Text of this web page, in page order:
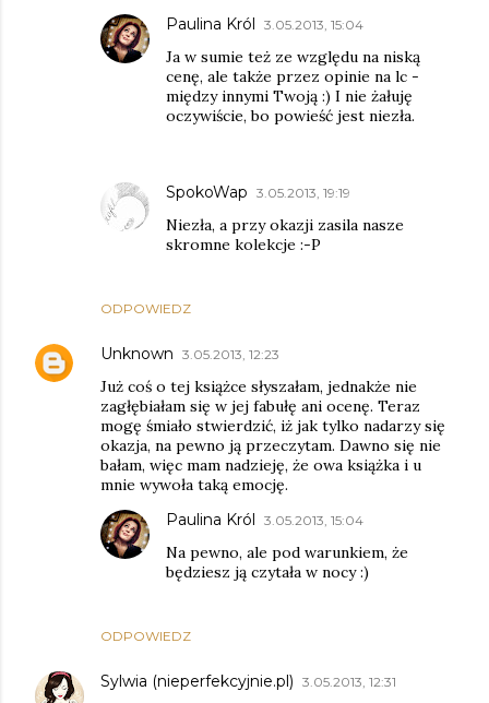
ODPOWIEDZ
Paulina Król 3.05.2013, 15:04
Ja w sumie też ze względu na niską
cenę, ale także przez opinie na lc -
między innymi Twoją :) I nie żałuję
oczywiście, bo powieść jest niezła.
SpokoWap 3.05.2013, 19:19
Niezła, a przy okazji zasila nasze
skromne kolekcje :-P
Unknown 3.05.2013, 12:23
Już coś o tej książce słyszałam, jednakże nie
zagłębiałam się w jej fabułę ani ocenę. Teraz
mogę śmiało stwierdzić, iż jak tylko nadarzy się
okazja, na pewno ją przeczytam. Dawno się nie
bałam, więc mam nadzieję, że owa książka i u
mnie wywoła taką emocję.
ODPOWIEDZ
Paulina Król 3.05.2013, 15:04
Na pewno, ale pod warunkiem, że
będziesz ją czytała w nocy :)
Sylwia (nieperfekcyjnie.pl) 3.05.2013, 12:31